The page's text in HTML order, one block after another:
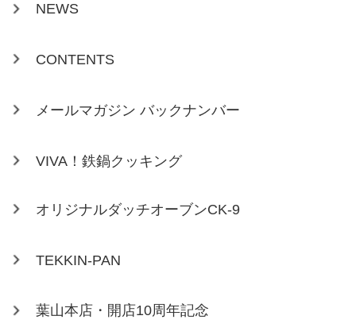
NEWS
CONTENTS
メールマガジン バックナンバー
VIVA！鉄鍋クッキング
オリジナルダッチオーブンCK-9
TEKKIN-PAN
葉山本店・開店10周年記念